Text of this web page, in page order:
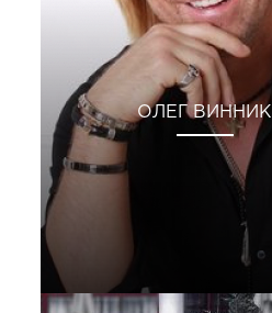
ОЛЕГ ВИННИК